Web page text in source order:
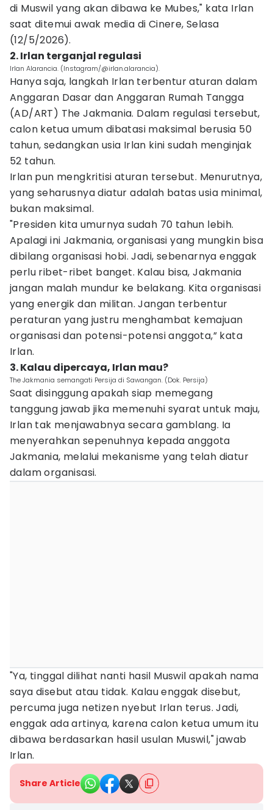
di Muswil yang akan dibawa ke Mubes," kata Irlan
saat ditemui awak media di Cinere, Selasa
(12/5/2026).
2. Irlan terganjal regulasi
Irlan Alarancia. (Instagram/@irlan.alarancia).
Hanya saja, langkah Irlan terbentur aturan dalam
Anggaran Dasar dan Anggaran Rumah Tangga
(AD/ART) The Jakmania. Dalam regulasi tersebut,
calon ketua umum dibatasi maksimal berusia 50
tahun, sedangkan usia Irlan kini sudah menginjak
52 tahun.
Irlan pun mengkritisi aturan tersebut. Menurutnya,
yang seharusnya diatur adalah batas usia minimal,
bukan maksimal.
"Presiden kita umurnya sudah 70 tahun lebih.
Apalagi ini Jakmania, organisasi yang mungkin bisa
dibilang organisasi hobi. Jadi, sebenarnya enggak
perlu ribet-ribet banget. Kalau bisa, Jakmania
jangan malah mundur ke belakang. Kita organisasi
yang energik dan militan. Jangan terbentur
peraturan yang justru menghambat kemajuan
organisasi dan potensi-potensi anggota,” kata
Irlan.
3. Kalau dipercaya, Irlan mau?
The Jakmania semangati Persija di Sawangan. (Dok. Persija)
Saat disinggung apakah siap memegang
tanggung jawab jika memenuhi syarat untuk maju,
Irlan tak menjawabnya secara gamblang. Ia
menyerahkan sepenuhnya kepada anggota
Jakmania, melalui mekanisme yang telah diatur
dalam organisasi.
"Ya, tinggal dilihat nanti hasil Muswil apakah nama
saya disebut atau tidak. Kalau enggak disebut,
percuma juga netizen nyebut Irlan terus. Jadi,
enggak ada artinya, karena calon ketua umum itu
dibawa berdasarkan hasil usulan Muswil," jawab
Irlan.
Share Article